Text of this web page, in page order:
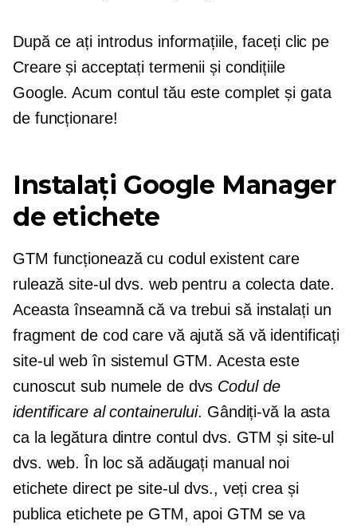
După ce ați introdus informațiile, faceți clic pe
Creare și acceptați termenii și condițiile
Google. Acum contul tău este complet și gata
de funcționare!
Instalați Google Manager
de etichete
GTM funcționează cu codul existent care
rulează site-ul dvs. web pentru a colecta date.
Aceasta înseamnă că va trebui să instalați un
fragment de cod care vă ajută să vă identificați
site-ul web în sistemul GTM. Acesta este
cunoscut sub numele de dvs Codul de
identificare al containerului. Gândiți-vă la asta
ca la legătura dintre contul dvs. GTM și site-ul
dvs. web. În loc să adăugați manual noi
etichete direct pe site-ul dvs., veți crea și
publica etichete pe GTM, apoi GTM se va